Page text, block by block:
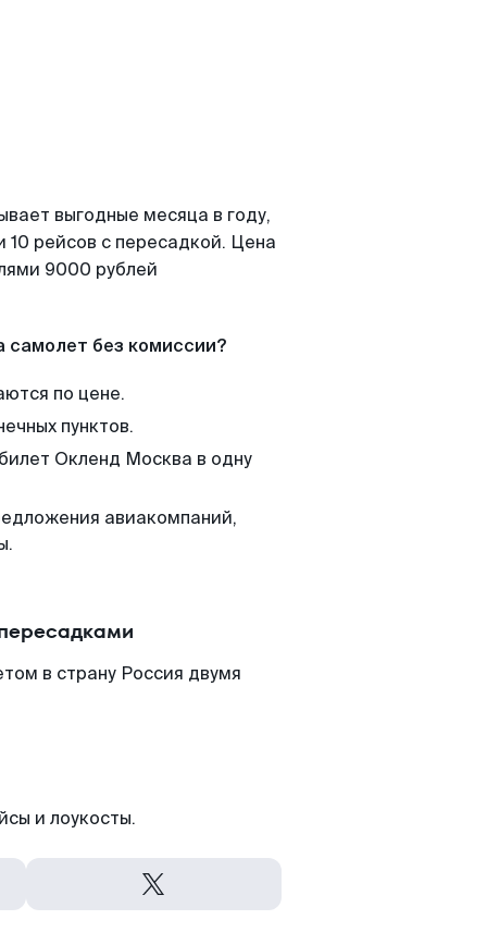
выгодные месяца в году,
рейсов с пересадкой. Цена
9000 рублей
самолет без комиссии?
по цене.
пунктов.
Окленд Москва в одну
авиакомпаний,
в страну Россия двумя
и лоукосты.